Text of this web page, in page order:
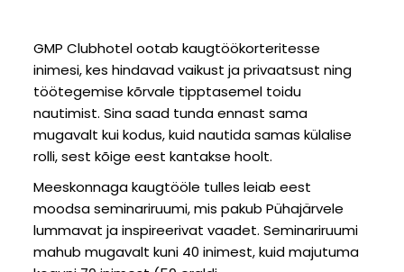
GMP Clubhotel ootab kaugtöökorteritesse
inimesi, kes hindavad vaikust ja privaatsust ning
töötegemise kõrvale tipptasemel toidu
nautimist. Sina saad tunda ennast sama
mugavalt kui kodus, kuid nautida samas külalise
rolli, sest kõige eest kantakse hoolt.
Meeskonnaga kaugtööle tulles leiab eest
moodsa seminariruumi, mis pakub Pühajärvele
lummavat ja inspireerivat vaadet. Seminariruumi
mahub mugavalt kuni 40 inimest, kuid majutuma